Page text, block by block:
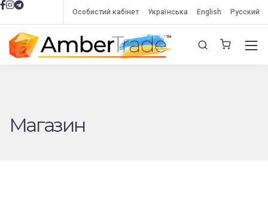
Особистий кабінет Українська English Русский
Магазин